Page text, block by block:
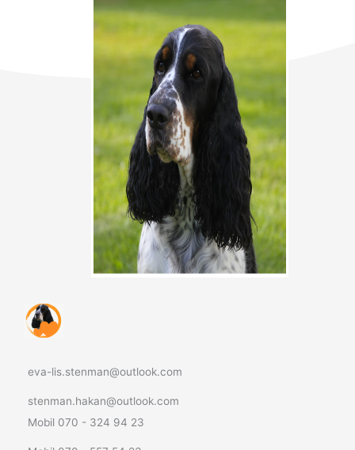
eva-lis.stenman@outlook.com
stenman.hakan@outlook.com
Mobil 070 - 324 94 23